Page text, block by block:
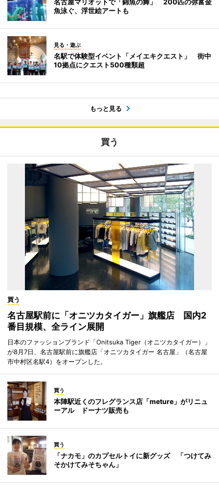
名古屋マリオットで「錦魚の舞」 200匹の弥富金
魚泳ぐ、浮世絵アートも
見る・遊ぶ
名駅で体験型イベント「メイエキクエスト」 街中
10拠点にクエスト500種類超
もっと見る
買う
買う
名古屋駅前に「オニツカタイガー」旗艦店 国内2
番目規模、全ライン展開
日本のファッションブランド「Onitsuka Tiger（オニツカタイガー）」
が8月7日、名古屋駅前に旗艦店「オニツカタイガー 名古屋」（名古屋
市中村区名駅4）をオープンした。
買う
本陣駅近くのフレグランス店「meture」がリニュ
ーアル ドーナツ販売も
買う
「ナカモ」のカプセルトイに新グッズ 「つけてみ
そかけてみそちゃん」